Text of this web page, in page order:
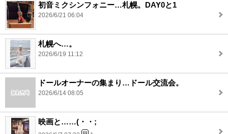
初音ミクシンフォニー…札幌。DAY0と1
2026/6/21 06:04
札幌へ…。
2026/6/19 11:12
ドールオーナーの集まり…ドール交流会。
2026/6/14 08:05
映画と……(・・;